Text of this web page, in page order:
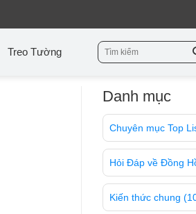
Treo Tường
Tìm
kiếm:
Danh mục
Chuyên mục Top
Hỏi Đáp về Đồng
Kiến thức chung